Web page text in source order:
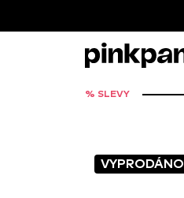
% SLEVY
VYPRODÁNO